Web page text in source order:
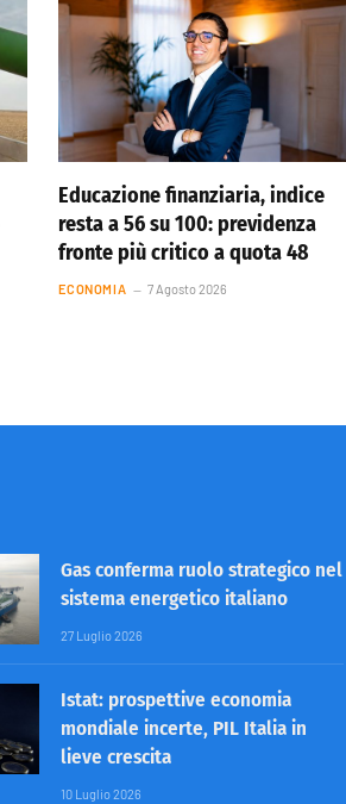
Educazione finanziaria, indice
resta a 56 su 100: previdenza
fronte più critico a quota 48
ECONOMIA 7 Agosto 2026
Gas conferma ruolo strategico nel
sistema energetico italiano
27 Luglio 2026
Istat: prospettive economia
mondiale incerte, PIL Italia in
lieve crescita
10 Luglio 2026